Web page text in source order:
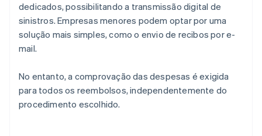
dedicados, possibilitando a transmissão digital de
sinistros. Empresas menores podem optar por uma
solução mais simples, como o envio de recibos por e-
mail.
No entanto, a comprovação das despesas é exigida
para todos os reembolsos, independentemente do
procedimento escolhido.